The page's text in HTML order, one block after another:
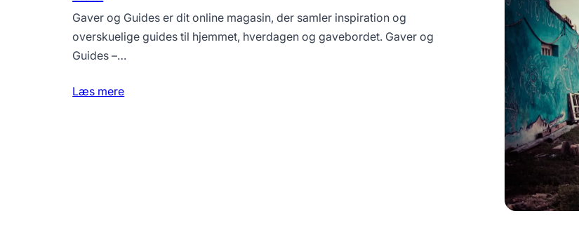
Gaver og Guides er dit online magasin, der samler inspiration og
overskuelige guides til hjemmet, hverdagen og gavebordet. Gaver og
Guides –…
Læs mere